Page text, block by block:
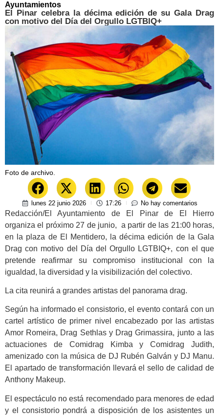
Ayuntamientos
El Pinar celebra la décima edición de su Gala Drag
con motivo del Día del Orgullo LGTBIQ+
Foto de archivo.
lunes 22 junio 2026 17:26 No hay comentarios
Redacción/El Ayuntamiento de El Pinar de El Hierro
organiza el próximo 27 de junio, a partir de las 21:00 horas,
en la plaza de El Mentidero, la décima edición de la Gala
Drag con motivo del Día del Orgullo LGTBIQ+, con el que
pretende reafirmar su compromiso institucional con la
igualdad, la diversidad y la visibilización del colectivo.
La cita reunirá a grandes artistas del panorama drag.
Según ha informado el consistorio, el evento contará con un
cartel artístico de primer nivel encabezado por las artistas
Amor Romeira, Drag Sethlas y Drag Grimassira, junto a las
actuaciones de Comidrag Kimba y Comidrag Judith,
amenizado con la música de DJ Rubén Galván y DJ Manu.
El apartado de transformación llevará el sello de calidad de
Anthony Makeup.
El espectáculo no está recomendado para menores de edad
y el consistorio pondrá a disposición de los asistentes un